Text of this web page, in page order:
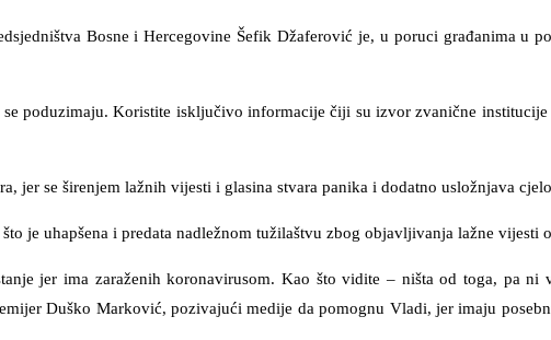
Bosne i Hercegovine Šefik Džaferović je, u poruci građanima u
poduzimaju. Koristite isključivo informacije čiji su izvor zvanične
jer se širenjem lažnih vijesti i glasina stvara panika i dodatno usložnjava
je uhapšena i predata nadležnom tužilaštvu zbog objavljivanja lažne vijesti
jer ima zaraženih koronavirusom. Kao što vidite – ništa od toga, pa ni
Duško Marković, pozivajući medije da pomognu Vladi, jer imaju